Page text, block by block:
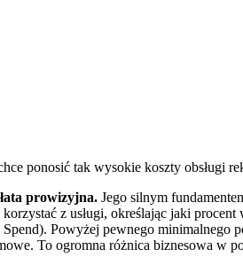
ponosić tak wysokie koszty obsługi
prowizyjna. Jego silnym
z usługi, określając jaki procent
Powyżej pewnego minimalnego
To ogromna różnica biznesowa w